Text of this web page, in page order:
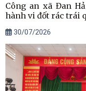
Công an xã Đan
hành vi đốt rác trái
30/07/2026